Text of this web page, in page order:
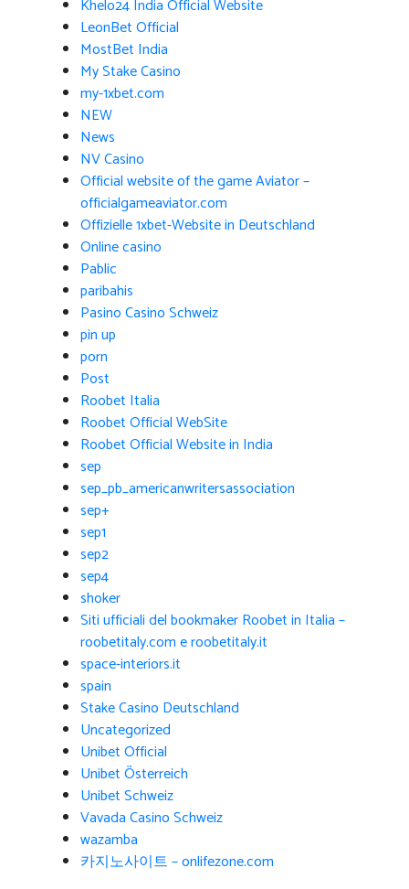
Khelo24 India Official Website
LeonBet Official
MostBet India
My Stake Casino
my-1xbet.com
NEW
News
NV Casino
Official website of the game Aviator –
officialgameaviator.com
Offizielle 1xbet-Website in Deutschland
Online casino
Pablic
paribahis
Pasino Casino Schweiz
pin up
porn
Post
Roobet Italia
Roobet Official WebSite
Roobet Official Website in India
sep
sep_pb_americanwritersassociation
sep+
sep1
sep2
sep4
shoker
Siti ufficiali del bookmaker Roobet in Italia –
roobetitaly.com e roobetitaly.it
space-interiors.it
spain
Stake Casino Deutschland
Uncategorized
Unibet Official
Unibet Österreich
Unibet Schweiz
Vavada Casino Schweiz
wazamba
카지노사이트 – onlifezone.com